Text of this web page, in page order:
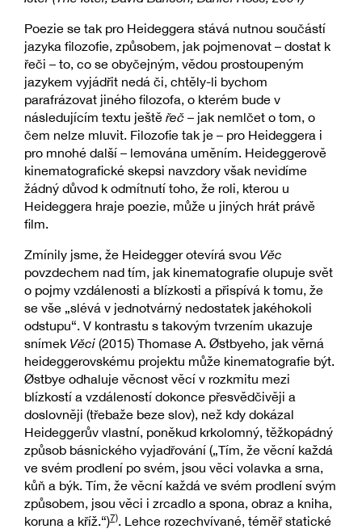
Poezie se tak pro Heideggera stává nutnou součástí
jazyka filozofie, způsobem, jak pojmenovat – dostat k
řeči – to, co se obyčejným, vědou prostoupeným
jazykem vyjádřit nedá či, chtěly-li bychom
parafrázovat jiného filozofa, o kterém bude v
následujícím textu ještě řeč – jak nemlčet o tom, o
čem nelze mluvit. Filozofie tak je – pro Heideggera i
pro mnohé další – lemována uměním. Heideggerově
kinematografické skepsi navzdory však nevidíme
žádný důvod k odmítnutí toho, že roli, kterou u
Heideggera hraje poezie, může u jiných hrát právě
film.
Zmínily jsme, že Heidegger otevírá svou Věc
povzdechem nad tím, jak kinematografie olupuje svět
o pojmy vzdálenosti a blízkosti a přispívá k tomu, že
se vše „slévá v jednotvárný nedostatek jakéhokoli
odstupu“. V kontrastu s takovým tvrzením ukazuje
snímek Věci (2015) Thomase A. Østbyeho, jak věrná
heideggerovskému projektu může kinematografie být.
Østbye odhaluje věcnost věcí v rozkmitu mezi
blízkostí a vzdáleností dokonce přesvědčivěji a
doslovněji (třebaže beze slov), než kdy dokázal
Heideggerův vlastní, poněkud krkolomný, těžkopádný
způsob básnického vyjadřování („Tím, že věcní každá
ve svém prodlení po svém, jsou věci volavka a srna,
kůň a býk. Tím, že věcní každá ve svém prodlení svým
způsobem, jsou věci i zrcadlo a spona, obraz a kniha,
koruna a kříž.“)7). Lehce rozechvívané, téměř statické